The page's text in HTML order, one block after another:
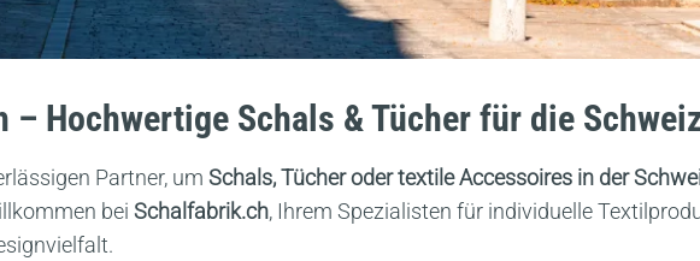
– Hochwertige Schals & Tücher für die
Partner, um Schals, Tücher oder textile Accessoires in der
bei Schalfabrik.ch, Ihrem Spezialisten für individuelle